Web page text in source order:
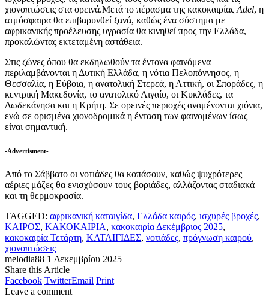
χιονοπτώσεις στα ορεινά.Μετά το πέρασμα της κακοκαιρίας Adel, η
ατμόσφαιρα θα επιβαρυνθεί ξανά, καθώς ένα σύστημα με
αφρικανικής προέλευσης υγρασία θα κινηθεί προς την Ελλάδα,
προκαλώντας εκτεταμένη αστάθεια.
Στις ζώνες όπου θα εκδηλωθούν τα έντονα φαινόμενα
περιλαμβάνονται η Δυτική Ελλάδα, η νότια Πελοπόννησος, η
Θεσσαλία, η Εύβοια, η ανατολική Στερεά, η Αττική, οι Σποράδες, η
κεντρική Μακεδονία, το ανατολικό Αιγαίο, οι Κυκλάδες, τα
Δωδεκάνησα και η Κρήτη. Σε ορεινές περιοχές αναμένονται χιόνια,
ενώ σε ορισμένα χιονοδρομικά η ένταση των φαινομένων ίσως
είναι σημαντική.
-Advertisment-
Από το Σάββατο οι νοτιάδες θα κοπάσουν, καθώς ψυχρότερες
αέριες μάζες θα ενισχύσουν τους βοριάδες, αλλάζοντας σταδιακά
και τη θερμοκρασία.
TAGGED: αφρικανική καταιγίδα, Ελλάδα καιρός, ισχυρές βροχές,
ΚΑΙΡΟΣ, ΚΑΚΟΚΑΙΡΙΑ, κακοκαιρία Δεκέμβριος 2025,
κακοκαιρία Τετάρτη, ΚΑΤΑΙΓΙΔΕΣ, νοτιάδες, πρόγνωση καιρού,
χιονοπτώσεις
melodia88 1 Δεκεμβρίου 2025
Share this Article
Facebook TwitterEmail Print
Leave a comment